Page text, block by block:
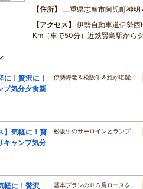
住所
三重県志摩市阿児町神明
アクセス
伊勢自動車道伊勢西
Km（車で50分）近鉄賢島駅から
！贅沢に！
プ気分夕食新
伊勢海老＆松阪牛＆鮑が堪能…
】気軽に！贅
キャンプ気分
松阪牛のサーロインとランプ…
軽に！贅沢 基本プランのＵＳ肩ロースを…